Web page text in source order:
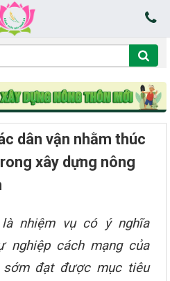
dân vận nhằm thúc
xây dựng nông
nhiệm vụ có ý nghĩa
nghiệp cách mạng của
đạt được mục tiêu